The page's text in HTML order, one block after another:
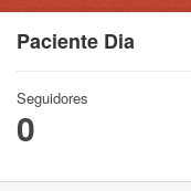
Paciente Dia
Seguidores
0